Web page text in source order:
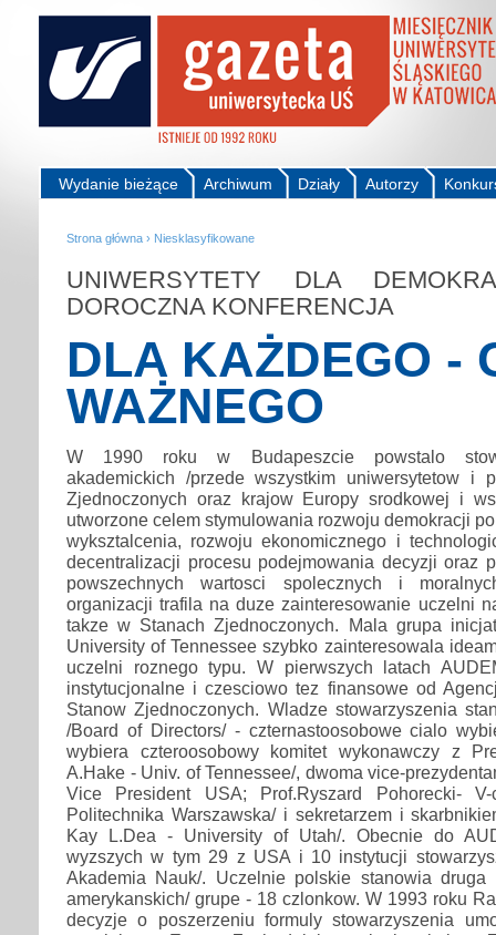
Autorzy
Działy
Archiwum
Wydanie bieżące
Strona główna › Niesklasyfikowane
UNIWERSYTETY DLA
DOROCZNA KONFERENCJA
DLA KAŻDEGO -
WAŻNEGO
W 1990 roku w Budapeszcie powstalo
akademickich /przede wszystkim uniwersytetow i
Zjednoczonych oraz krajow Europy srodkowej i
utworzone celem stymulowania rozwoju demokracji
wyksztalcenia, rozwoju ekonomicznego i
decentralizacji procesu podejmowania decyzji oraz
powszechnych wartosci spolecznych i
organizacji trafila na duze zainteresowanie uczelni
takze w Stanach Zjednoczonych. Mala grupa
University of Tennessee szybko zainteresowala
uczelni roznego typu. W pierwszych latach
instytucjonalne i czesciowo tez finansowe od
Stanow Zjednoczonych. Wladze stowarzyszenia
/Board of Directors/ - czternastoosobowe cialo
wybiera czteroosobowy komitet wykonawczy z
A.Hake - Univ. of Tennessee/, dwoma vice-
Vice President USA; Prof.Ryszard Pohorecki-
Politechnika Warszawska/ i sekretarzem i
Kay L.Dea - University of Utah/. Obecnie do
wyzszych w tym 29 z USA i 10 instytucji
Akademia Nauk/. Uczelnie polskie stanowia
amerykanskich/ grupe - 18 czlonkow. W 1993 roku
decyzje o poszerzeniu formuly stowarzyszenia